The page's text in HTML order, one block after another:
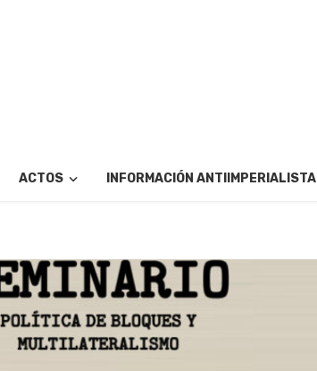
ACTOS INFORMACIÓN ANTIIMPERIALISTA